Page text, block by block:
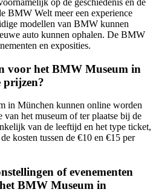
op de geschiedenis en de
BMW Welt meer een experience
modellen van BMW kunnen
auto kunnen ophalen. De BMW
en exposities.
voor het BMW Museum in
prijzen?
in München kunnen online worden
het museum of ter plaatse bij de
van de leeftijd en het type ticket,
kosten tussen de €10 en €15 per
of evenementen
BMW Museum in